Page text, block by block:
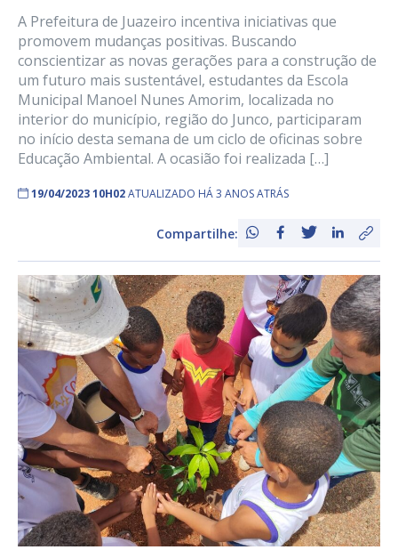
A Prefeitura de Juazeiro incentiva iniciativas que
promovem mudanças positivas. Buscando
conscientizar as novas gerações para a construção de
um futuro mais sustentável, estudantes da Escola
Municipal Manoel Nunes Amorim, localizada no
interior do município, região do Junco, participaram
no início desta semana de um ciclo de oficinas sobre
Educação Ambiental. A ocasião foi realizada […]
19/04/2023 10H02ATUALIZADO HÁ 3 ANOS ATRÁS
Compartilhe: